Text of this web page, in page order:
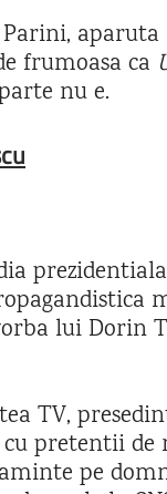
Parini,
frumoasa ca
nu e.
lui Dorin
TV,
pretentii de
pe